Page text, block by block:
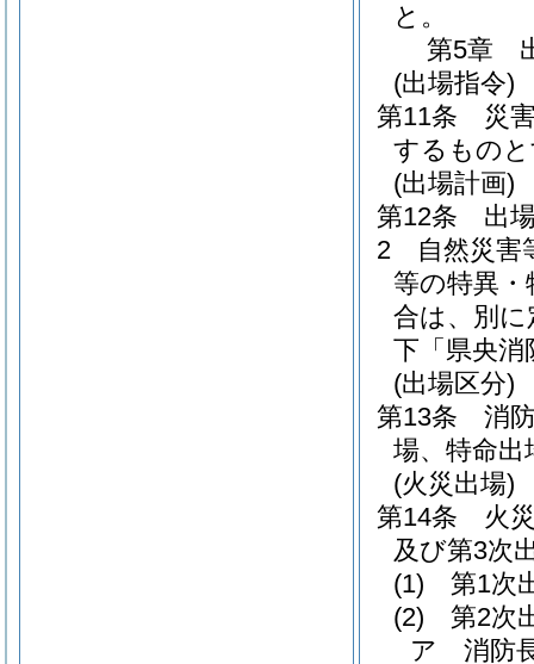
と。
第5章
(出場指令)
第11条
災
するもの
(出場計画)
第12条
出
2
自然災害
等の特異
合は、別に
下「県央消
(出場区分)
第13条
消
場、特命出
(火災出場)
第14条
火
及び第3次
(1)
第1次
(2)
第2次
ア
消防